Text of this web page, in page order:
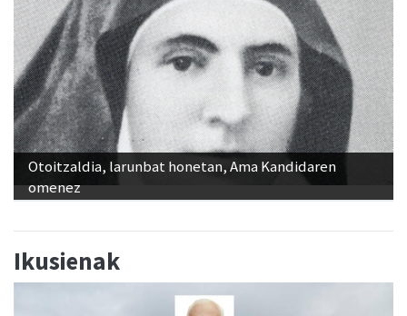
Otoitzaldia, larunbat honetan, Ama Kandidaren
omenez
Ikusienak